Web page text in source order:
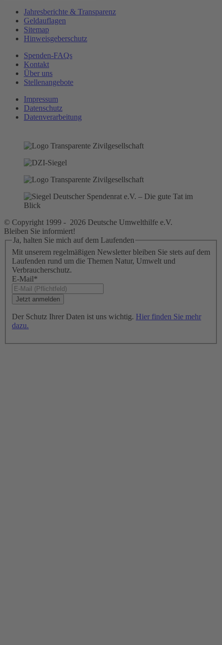
Jahresberichte & Transparenz
Geldauflagen
Sitemap
Hinweisgeberschutz
Spenden-FAQs
Kontakt
Über uns
Stellenangebote
Impressum
Datenschutz
Datenverarbeitung
© Copyright 1999 - 2026 Deutsche Umwelthilfe e.V.
Bleiben Sie informiert!
Ja, halten Sie mich auf dem Laufenden
Mit unserem regelmäßigen Newsletter bleiben Sie stets auf dem
Laufenden rund um die Themen Natur, Umwelt und
Verbraucherschutz.
E-Mail*
Der Schutz Ihrer Daten ist uns wichtig. Hier finden Sie mehr
dazu.